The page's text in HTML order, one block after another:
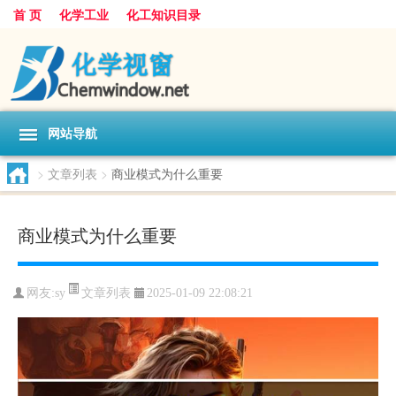
首 页 化学工业 化工知识目录
网站导航
> 文章列表 > 商业模式为什么重要
商业模式为什么重要
网友:sy 文章列表 2025-01-09 22:08:21